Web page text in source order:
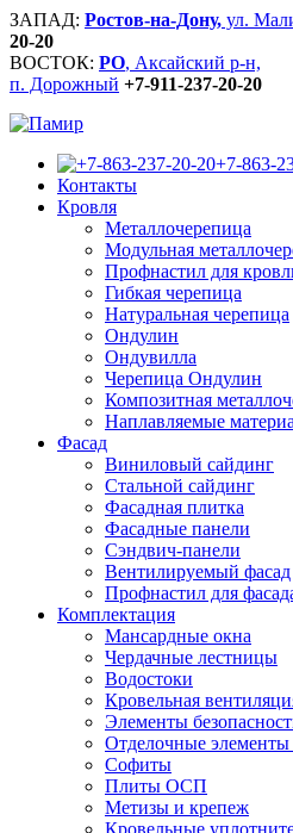
ЗАПАД: Ростов-на-Дону, ул.
20-20
ВОСТОК: РО, Аксайский р-н,
п. Дорожный +7-911-237-20-20
+7-863-
Контакты
Кровля
Металлочерепица
Модульная
Профнастил для
Гибкая черепица
Натуральная черепица
Ондулин
Ондувилла
Черепица Ондулин
Композитная
Наплавляемые
Фасад
Виниловый сайдинг
Стальной сайдинг
Фасадная плитка
Фасадные панели
Сэндвич-панели
Вентилируемый фасад
Профнастил для
Комплектация
Мансардные окна
Чердачные лестницы
Водостоки
Кровельная
Элементы
Отделочные элементы
Софиты
Плиты ОСП
Метизы и крепеж
Кровельные